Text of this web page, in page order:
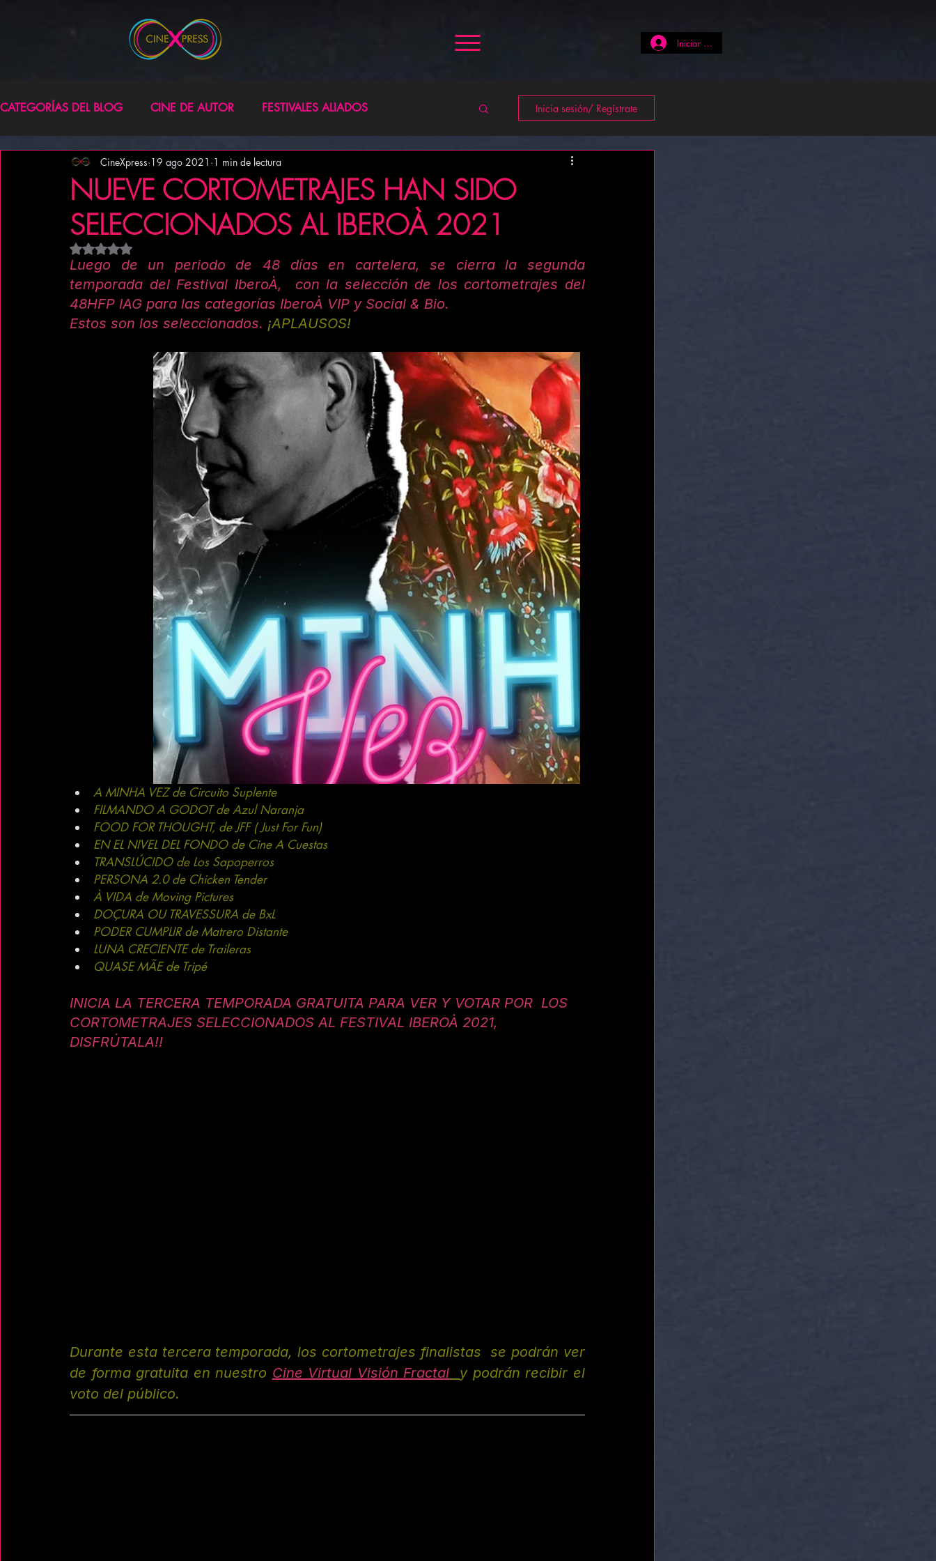
Iniciar sesión
CATEGORÍAS DEL BLOG CINE DE AUTOR FESTIVALES ALIADOS
FILM CONNEXION TOUR POR QUÉ HACER UN 48?
NOTICIAS CINEXPRESS
Inicia sesión/ Regístrate
NUEVE CORTOMETRAJES HAN SIDO
SELECCIONADOS AL IBEROÀ 2021
CineXpress 19 ago 2021 1 min de lectura
Obtuvo NaN de 5 estrellas.
Luego de un periodo de 48 días en cartelera, se cierra la segunda
temporada del Festival IberoÀ,  con la selección de los cortometrajes del
48HFP IAG para las categorías IberoÀ VIP y Social & Bio.
Estos son los seleccionados. ¡APLAUSOS!
A MINHA VEZ de Circuito Suplente
FILMANDO A GODOT de Azul Naranja
FOOD FOR THOUGHT, de JFF ( Just For Fun)
EN EL NIVEL DEL FONDO de Cine A Cuestas
TRANSLÚCIDO de Los Sapoperros
PERSONA 2.0 de Chicken Tender
À VIDA de Moving Pictures
DOÇURA OU TRAVESSURA de BxL
PODER CUMPLIR de Matrero Distante
LUNA CRECIENTE de Traileras
QUASE MÃE de Tripé
INICIA LA TERCERA TEMPORADA GRATUITA PARA VER Y VOTAR POR  LOS
CORTOMETRAJES SELECCIONADOS AL FESTIVAL IBEROÀ 2021,
DISFRÚTALA!!
Durante esta tercera temporada, los cortometrajes finalistas  se podrán ver
de forma gratuita en nuestro Cine Virtual Visión Fractal
y podrán recibir el
voto del público.